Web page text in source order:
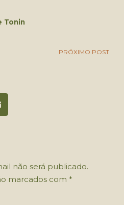
Tonin
PRÓXIMO POST
não será publicado.
marcados com *